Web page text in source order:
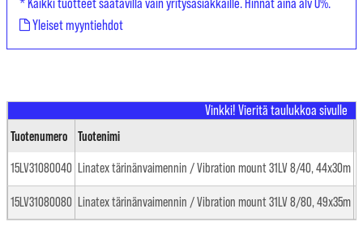
Yleiset myyntiehdot
Tuotenumero Tuotenimi
15LV31080040 Linatex tärinänvaimennin / Vibration mount 31LV 8/40, 44x30m
15LV31080080 Linatex tärinänvaimennin / Vibration mount 31LV 8/80, 49x35m